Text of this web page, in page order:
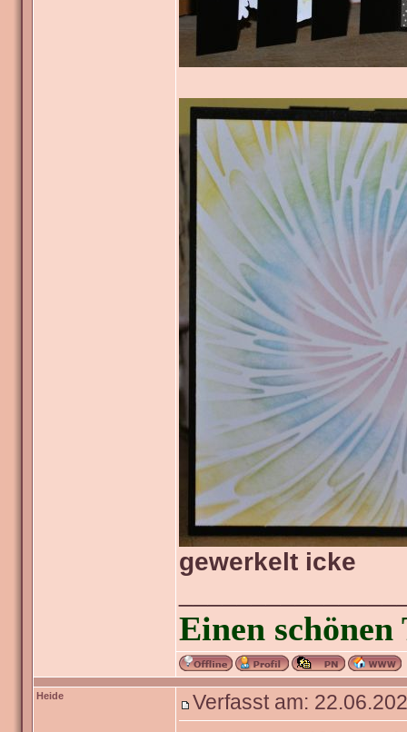
gewerkelt icke
Einen
Heide Verfasst am: